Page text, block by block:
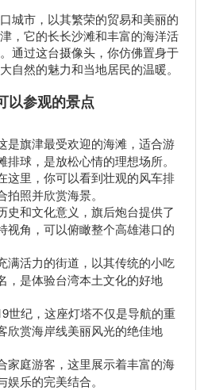
城市，以其繁荣的贸易和美丽的
，它的长长沙滩和丰富的海洋活
通过这台摄像头，你仿佛置身于
自然的魅力和当地居民的温暖。
以参观的景点
是旗津最受欢迎的海滩，适合游
排球，是放松心情的理想场所。
这里，你可以看到壮观的风车排
照并欣赏海景。
史和文化意义，旗后炮台提供了
视角，可以俯瞰整个高雄港口的
满活力的街道，以其传统的小吃
，是体验台湾本土文化的好地
世纪，这座灯塔不仅是导航的重
欣赏海岸线美丽风光的绝佳地
家庭游客，这里展示着丰富的海
乐的完美结合。